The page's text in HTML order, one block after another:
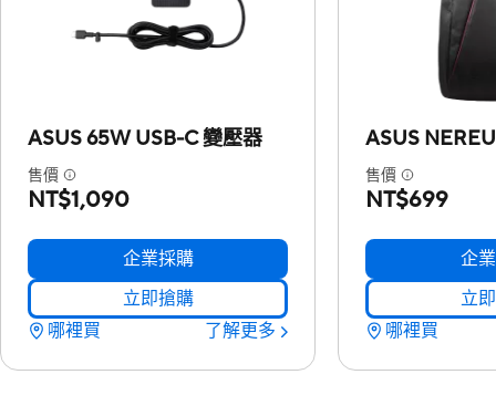
ASUS 65W USB-C 變壓器
售價
NT$1,090
企業採購
立即搶購
哪裡買
了解更多
ASUS
售價
NT$699
企
立
哪裡買